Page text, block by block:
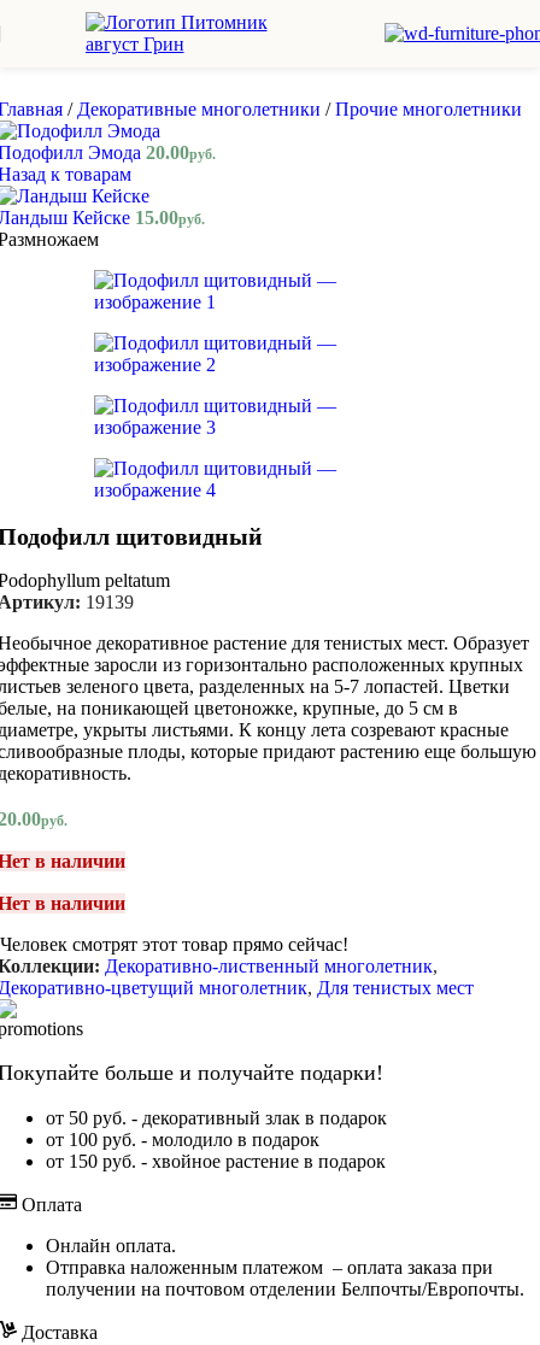
Skip to navigationSkip to main content
/ Декоративные многолетники / Прочие многолетники
Эмода 20.00руб.
к товарам
Кейске 15.00руб.
щитовидный
peltatum
19139
декоративное растение для тенистых мест. Образует
заросли из горизонтально расположенных крупных
зеленого цвета, разделенных на 5-7 лопастей. Цветки
на поникающей цветоножке, крупные, до 5 см в
укрыты листьями. К концу лета созревают красные
плоды, которые придают растению еще большую
руб.
в наличии
в наличии
Человек смотрят этот товар прямо сейчас!
Декоративно-лиственный многолетник,
цветущий многолетник, Для тенистых мест
больше и получайте подарки!
от 50 руб. - декоративный злак в подарок
от 100 руб. - молодило в подарок
от 150 руб. - хвойное растение в подарок
Оплата
Онлайн оплата.
Отправка наложенным платежом – оплата заказа при
получении на почтовом отделении Белпочты/Европочты.
Доставка